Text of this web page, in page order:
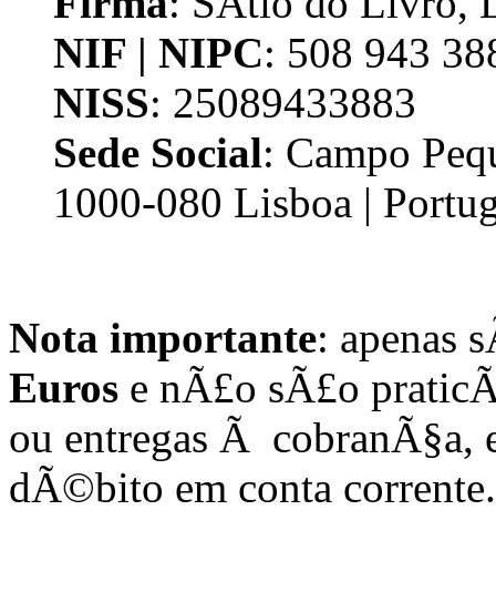
NIF | NIPC: 508 943
NISS: 25089433883
Sede Social: Campo
1000-080 Lisboa |
Nota importante: apenas
Euros e nÃ£o sÃ£o
ou entregas Ã cobranÃ§a,
dÃ©bito em conta corrente.